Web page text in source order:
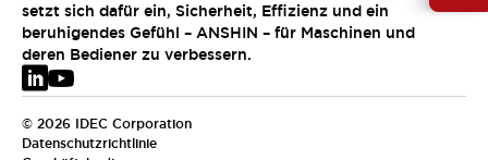
setzt sich dafür ein, Sicherheit, Effizienz und ein
beruhigendes Gefühl – ANSHIN – für Maschinen und
deren Bediener zu verbessern.
© 2026 IDEC Corporation
Datenschutzrichtlinie